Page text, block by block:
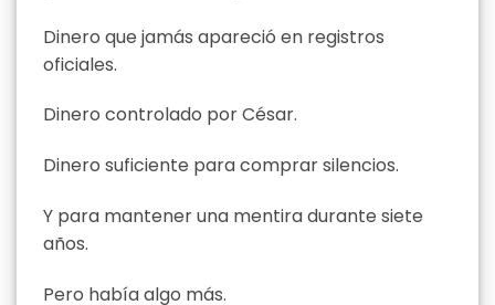
Dinero que jamás apareció en registros
oficiales.
Dinero controlado por César.
Dinero suficiente para comprar silencios.
Y para mantener una mentira durante siete
años.
Pero había algo más.